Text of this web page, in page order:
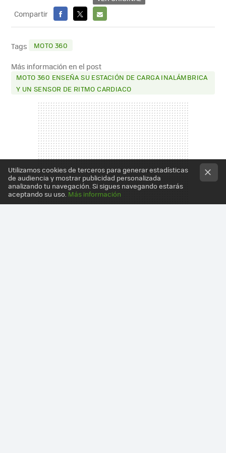
Compartir
FACEBOOK
X
E-
Tags MOTO 360
Más información en el post
MOTO 360 ENSEÑA SU ESTACIÓN DE CARGA INALÁMBRICA
Y UN SENSOR DE RITMO CARDIACO
Utilizamos cookies de terceros para generar estadísticas
de audiencia y mostrar publicidad personalizada
analizando tu navegación. Si sigues navegando estarás
aceptando su uso. Más información